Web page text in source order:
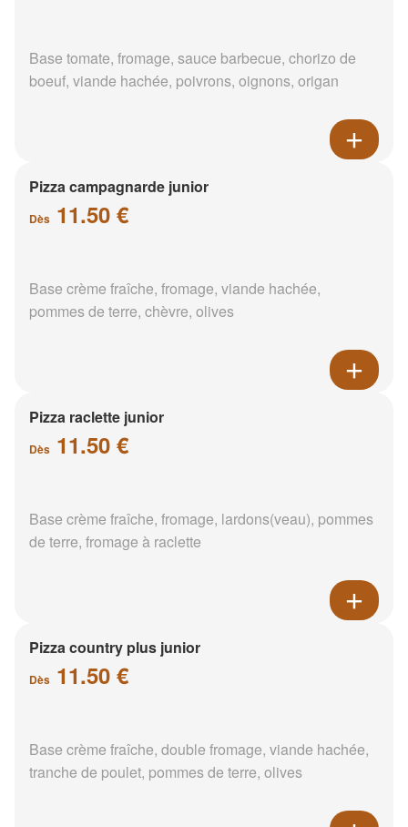
Base tomate, fromage, sauce barbecue, chorizo de
boeuf, viande hachée, poivrons, oignons, origan
Pizza campagnarde junior
Dès 11.50 €
Base crème fraîche, fromage, viande hachée,
pommes de terre, chèvre, olives
Pizza raclette junior
Dès 11.50 €
Base crème fraîche, fromage, lardons(veau), pommes
de terre, fromage à raclette
Pizza country plus junior
Dès 11.50 €
Base crème fraîche, double fromage, viande hachée,
tranche de poulet, pommes de terre, olives